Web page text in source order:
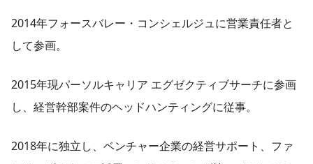
2014年フォースバレー・コンシェルジュに営業責任者と
して参画。
2015年現パーソルキャリア エグゼクティブサーチに参画
し、経営幹部案件のヘッドハンティングに従事。
2018年に独立し、ベンチャー企業の経営サポート、ファ